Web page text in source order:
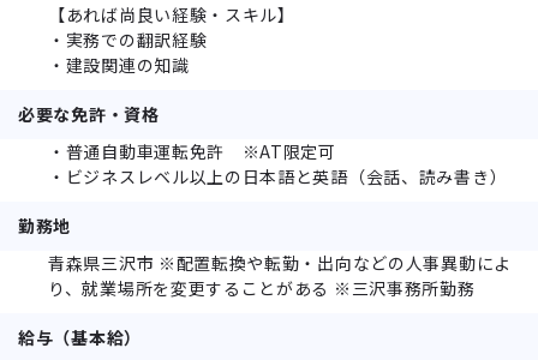
【あれば尚良い経験・スキル】
・実務での翻訳経験
・建設関連の知識
必要な免許・資格
・普通自動車運転免許 ※AT限定可
・ビジネスレベル以上の日本語と英語（会話、読み書き）
勤務地
青森県三沢市 ※配置転換や転勤・出向などの人事異動によ
り、就業場所を変更することがある ※三沢事務所勤務
給与（基本給）